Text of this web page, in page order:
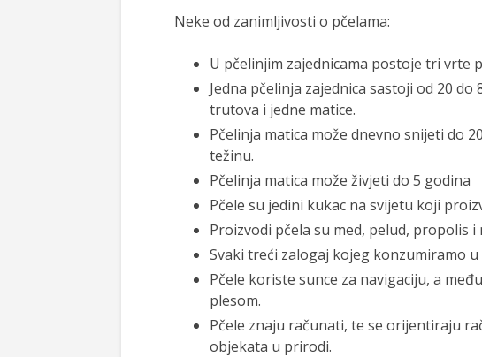
Neke od zanimljivosti o pčelama:
U pčelinjim zajednicama postoje tri vrte
Jedna pčelinja zajednica sastoji od 20
trutova i jedne matice.
Pčelinja matica može dnevno snijeti do
težinu.
Pčelinja matica može živjeti do 5 godina
Pčele su jedini kukac na svijetu koji
Proizvodi pčela su med, pelud, propolis i
Svaki treći zalogaj kojeg konzumiramo
Pčele koriste sunce za navigaciju, a
plesom.
Pčele znaju računati, te se orijentiraju
objekata u prirodi.